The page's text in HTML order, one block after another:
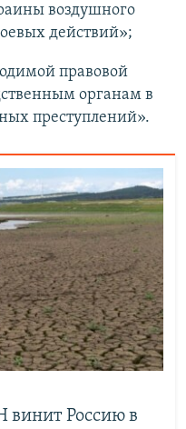
воздушного
действий»;
правовой
органам в
преступлений».
Россию в